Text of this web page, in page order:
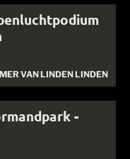
VAN LINDEN LINDEN
-